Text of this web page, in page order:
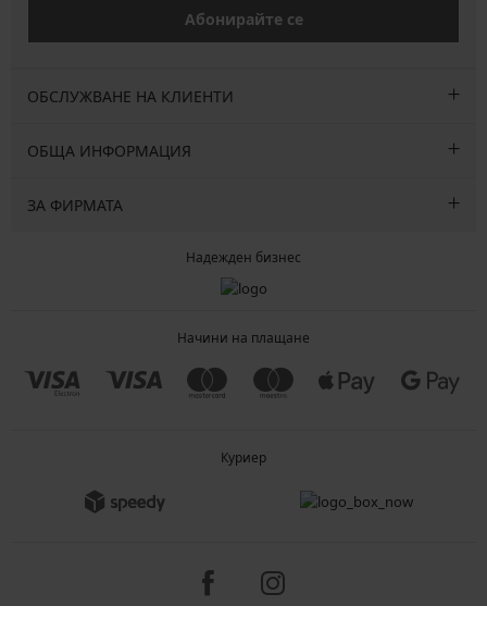
Абонирайте се
ОБСЛУЖВАНЕ НА КЛИЕНТИ
ОБЩА ИНФОРМАЦИЯ
ЗА ФИРМАТА
Надежден бизнес
Начини на плащане
Куриер